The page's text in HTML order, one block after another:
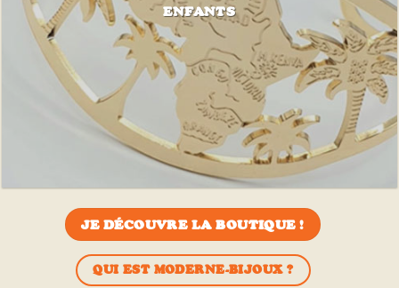
ENFANTS
JE DÉCOUVRE LA BOUTIQUE !
QUI EST MODERNE-BIJOUX ?